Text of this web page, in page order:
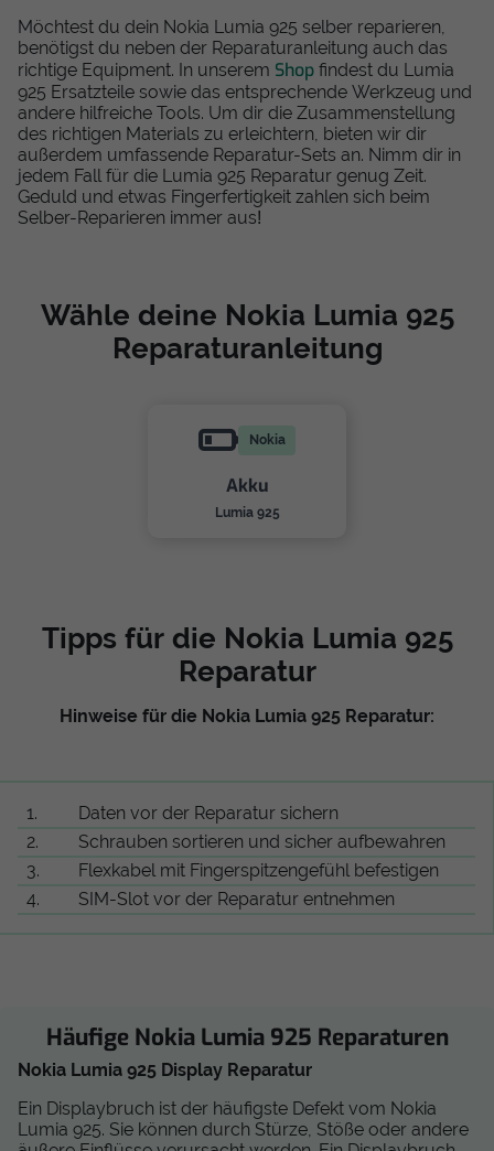
Möchtest du dein Nokia Lumia 925 selber reparieren,
benötigst du neben der Reparaturanleitung auch das
richtige Equipment. In unserem Shop findest du Lumia
925 Ersatzteile sowie das entsprechende Werkzeug und
andere hilfreiche Tools. Um dir die Zusammenstellung
des richtigen Materials zu erleichtern, bieten wir dir
außerdem umfassende Reparatur-Sets an. Nimm dir in
jedem Fall für die Lumia 925 Reparatur genug Zeit.
Geduld und etwas Fingerfertigkeit zahlen sich beim
Selber-Reparieren immer aus!
Wähle deine Nokia Lumia 925
Reparaturanleitung
Nokia
Akku
Lumia 925
Tipps für die Nokia Lumia 925
Reparatur
Hinweise für die Nokia Lumia 925 Reparatur:
1.
Daten vor der Reparatur sichern
2.
Schrauben sortieren und sicher aufbewahren
3.
Flexkabel mit Fingerspitzengefühl befestigen
4.
SIM-Slot vor der Reparatur entnehmen
Häufige Nokia Lumia 925 Reparaturen
Nokia Lumia 925 Display Reparatur
Ein Displaybruch ist der häufigste Defekt vom Nokia
Lumia 925. Sie können durch Stürze, Stöße oder andere